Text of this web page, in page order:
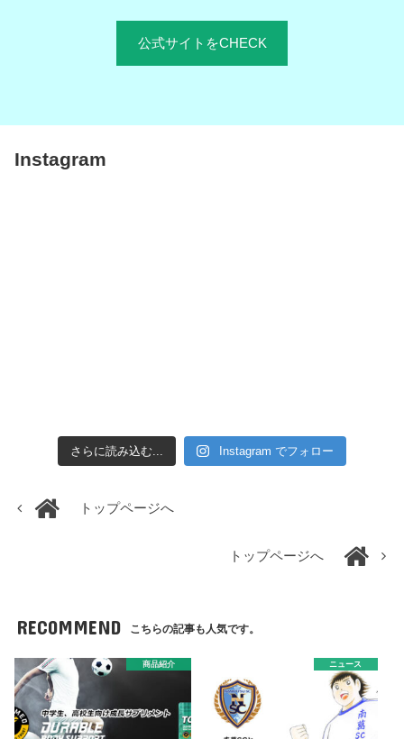
公式サイトをCHECK
Instagram
さらに読み込む... Instagram でフォロー
トップページへ
トップページへ
RECOMMEND こちらの記事も人気です。
商品紹介 ニュース